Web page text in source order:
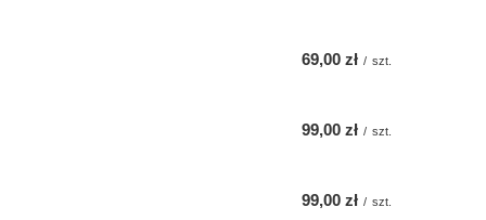
69,00 zł / szt.
99,00 zł / szt.
99,00 zł / szt.